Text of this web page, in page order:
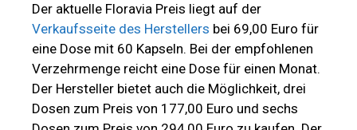
Der aktuelle Floravia Preis liegt auf der
Verkaufsseite des Herstellers bei 69,00 Euro für
eine Dose mit 60 Kapseln. Bei der empfohlenen
Verzehrmenge reicht eine Dose für einen Monat.
Der Hersteller bietet auch die Möglichkeit, drei
Dosen zum Preis von 177,00 Euro und sechs